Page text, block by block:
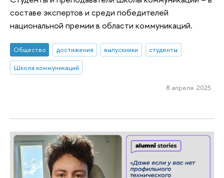
составе экспертов и среди победителей
национальной премии в области коммуникаций.
Общество достижения выпускники
студенты
Школа коммуникаций
8 апреля 2025